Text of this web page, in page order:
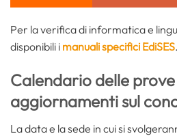
Per la verifica di informatica e
disponibili i manuali specifici EdiSES.
Calendario delle prove
aggiornamenti sul
La data e la sede in cui si